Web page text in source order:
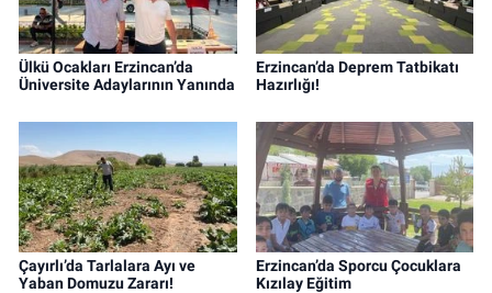
Ülkü Ocakları Erzincan’da
Üniversite Adaylarının Yanında
Erzincan’da Deprem Tatbikatı
Hazırlığı!
Çayırlı’da Tarlalara Ayı ve
Yaban Domuzu Zararı!
Erzincan’da Sporcu Çocuklara
Kızılay Eğitim